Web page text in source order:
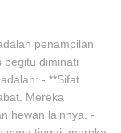
penampilan
begitu diminati
- **Sifat
Mereka
hewan lainnya. -